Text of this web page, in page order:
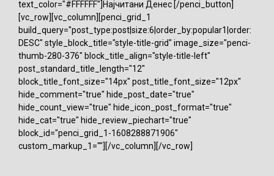
text_color="#FFFFFF"]Најчитани Денес [/penci_button]
[vc_row][vc_column][penci_grid_1
build_query="post_type:post|size:6|order_by:popular1|order:
DESC" style_block_title="style-title-grid" image_size="penci-
thumb-280-376" block_title_align="style-title-left"
post_standard_title_length="12"
block_title_font_size="14px" post_title_font_size="12px"
hide_comment="true" hide_post_date="true"
hide_count_view="true" hide_icon_post_format="true"
hide_cat="true" hide_review_piechart="true"
block_id="penci_grid_1-1608288871906"
custom_markup_1=""][/vc_column][/vc_row]